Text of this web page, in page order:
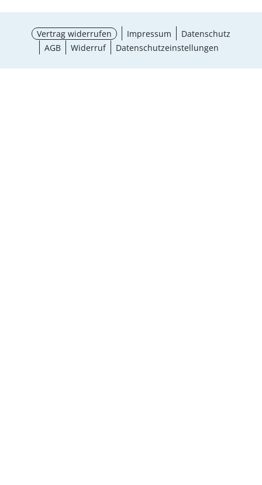
Vertrag widerrufen Impressum
Datenschutz
AGB
Widerruf Datenschutzeinstellungen